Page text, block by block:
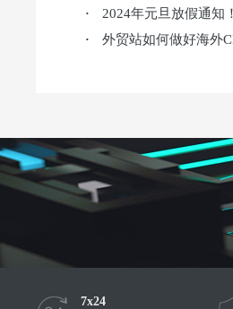
· 2024年元旦放假通知！
· 外贸站如何做好海外
7x24